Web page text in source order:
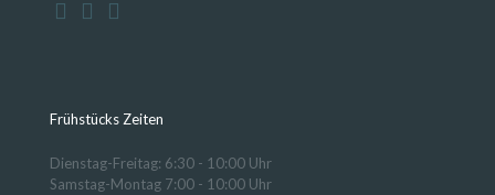
Frühstücks Zeiten
Dienstag-Freitag: 6:30 - 10:00 Uhr
Samstag-Montag 7:00 - 10:00 Uhr